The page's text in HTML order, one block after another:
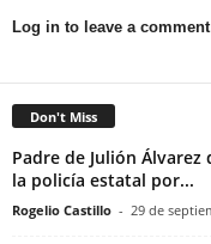
Log in to leave a comment
Don't Miss
Padre de Julión
la policía estatal por...
Rogelio Castillo - 29 de